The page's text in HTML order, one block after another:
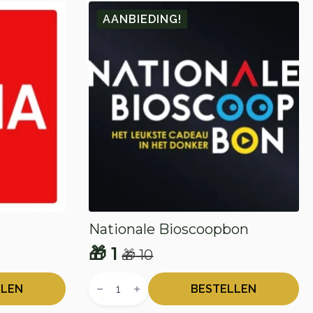
AANBIEDING!
Nationale Bioscoopbon
🎁10
Oorspronkelijke
prijs
🎁 1
Huidige
prijs
Bioscoopbon
BESTELLEN